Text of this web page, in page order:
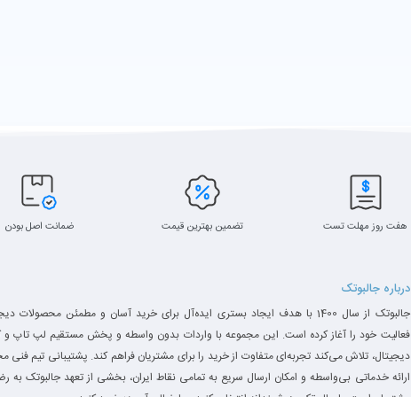
هفت روز مهلت تست تضمین بهترین قیمت ضمانت اصل بودن
درباره جالبوتک
جالبوتک از سال 1400 با هدف ایجاد بستری ایده‌آل برای خرید آسان و مطمئن محصولات
فعالیت خود را آغاز کرده است. این مجموعه با واردات بدون واسطه و پخش مستقیم لپ تاپ و
دیجیتال، تلاش می‌کند تجربه‌ای متفاوت از خرید را برای مشتریان فراهم کند. پشتیبانی تیم فنی
ارائه خدماتی بی‌واسطه و امکان ارسال سریع به تمامی نقاط ایران، بخشی از تعهد جالبوتک به